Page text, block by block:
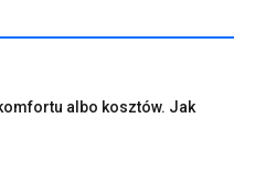
albo kosztów. Jak